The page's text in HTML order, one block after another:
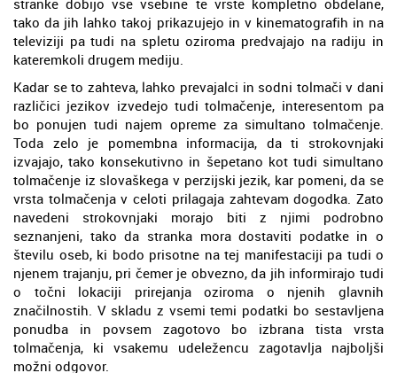
tako da jih lahko takoj prikazujejo in v kinematografih in na
televiziji pa tudi na spletu oziroma predvajajo na radiju in
kateremkoli drugem mediju.
Kadar se to zahteva, lahko prevajalci in sodni tolmači v dani
različici jezikov izvedejo tudi tolmačenje, interesentom pa
bo ponujen tudi najem opreme za simultano tolmačenje.
Toda zelo je pomembna informacija, da ti strokovnjaki
izvajajo, tako konsekutivno in šepetano kot tudi simultano
tolmačenje iz slovaškega v perzijski jezik, kar pomeni, da se
vrsta tolmačenja v celoti prilagaja zahtevam dogodka. Zato
navedeni strokovnjaki morajo biti z njimi podrobno
seznanjeni, tako da stranka mora dostaviti podatke in o
številu oseb, ki bodo prisotne na tej manifestaciji pa tudi o
njenem trajanju, pri čemer je obvezno, da jih informirajo tudi
o točni lokaciji prirejanja oziroma o njenih glavnih
značilnostih. V skladu z vsemi temi podatki bo sestavljena
ponudba in povsem zagotovo bo izbrana tista vrsta
tolmačenja, ki vsakemu udeležencu zagotavlja najboljši
možni odgovor.